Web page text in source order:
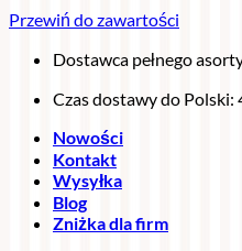
Przewiń do zawartości
Dostawca pełnego
Czas dostawy do Polski:
Nowości
Kontakt
Wysyłka
Blog
Zniżka dla firm